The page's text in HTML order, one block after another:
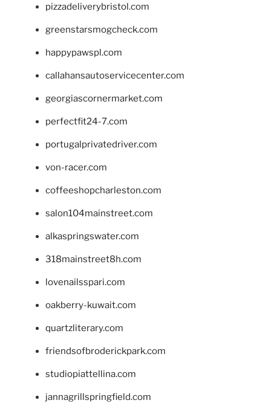
pizzadeliverybristol.com
greenstarsmogcheck.com
happypawspl.com
callahansautoservicecenter.com
georgiascornermarket.com
perfectfit24-7.com
portugalprivatedriver.com
von-racer.com
coffeeshopcharleston.com
salon104mainstreet.com
alkaspringswater.com
318mainstreet8h.com
lovenailsspari.com
oakberry-kuwait.com
quartzliterary.com
friendsofbroderickpark.com
studiopiattellina.com
jannagrillspringfield.com